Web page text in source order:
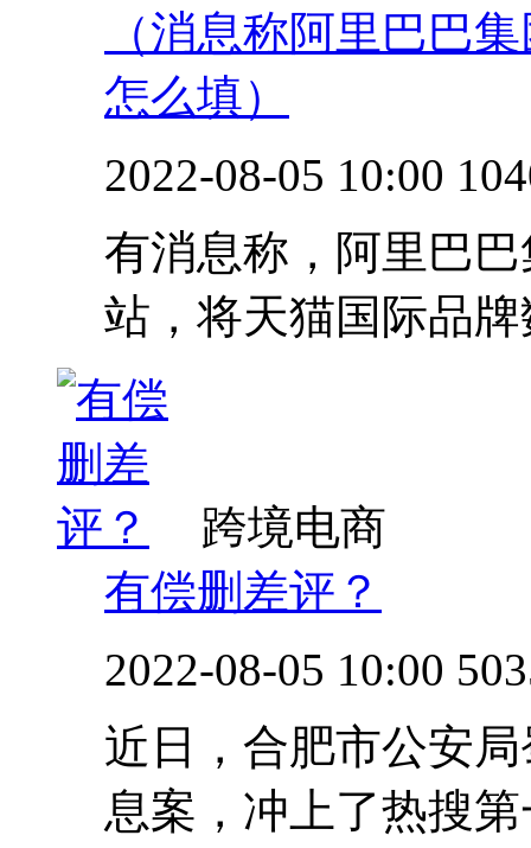
（消息称阿里巴巴
怎么填）
2022-08-05 10:00
有消息称，阿里巴
站，将天猫国际品
跨境电商
有偿删差评？
2022-08-05 10:00
近日，合肥市公安
息案，冲上了热搜